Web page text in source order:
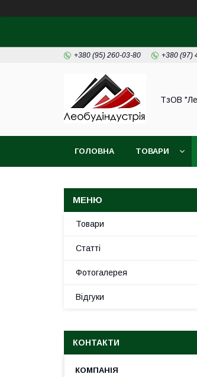
+380 (95) 260-03-80 +380 (97)
ТзОВ
ГОЛОВНА ТОВАРИ
Товари
Статті
Фотогалерея
Відгуки
КОНТАКТИ